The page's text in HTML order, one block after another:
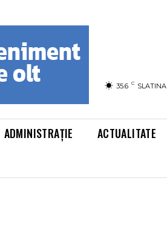
35.6 C SLATINA
ADMINISTRAȚIE ACTUALITATE